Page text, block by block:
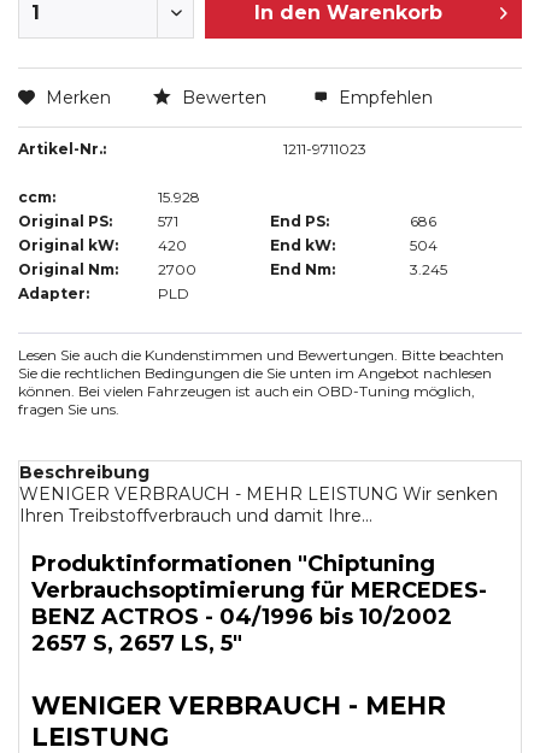
In den Warenkorb
Merken Bewerten Empfehlen
Artikel-Nr.: 1211-9711023
ccm:
15.928
Original PS:
571 End PS:
686
Original kW:
420 End kW:
504
Original Nm:
2700 End Nm:
3.245
Adapter:
PLD
Lesen Sie auch die Kundenstimmen und Bewertungen. Bitte beachten
Sie die rechtlichen Bedingungen die Sie unten im Angebot nachlesen
können. Bei vielen Fahrzeugen ist auch ein OBD-Tuning möglich,
fragen Sie uns.
Beschreibung
WENIGER VERBRAUCH - MEHR LEISTUNG Wir senken
Ihren Treibstoffverbrauch und damit Ihre...
Produktinformationen "Chiptuning
Verbrauchsoptimierung für MERCEDES-
BENZ ACTROS - 04/1996 bis 10/2002
2657 S, 2657 LS, 5"
WENIGER VERBRAUCH - MEHR
LEISTUNG